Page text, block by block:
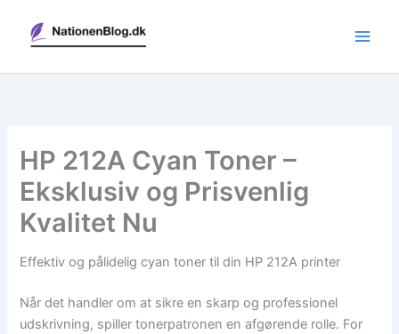
indholdet
HP 212A Cyan Toner –
Eksklusiv og Prisvenlig
Kvalitet Nu
Effektiv og pålidelig cyan toner til din HP 212A printer
Når det handler om at sikre en skarp og professionel
udskrivning, spiller tonerpatronen en afgørende rolle. For